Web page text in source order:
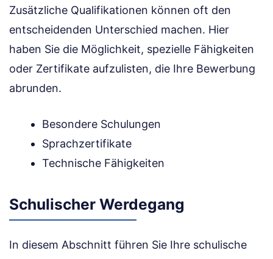
Zusätzliche Qualifikationen können oft den
entscheidenden Unterschied machen. Hier
haben Sie die Möglichkeit, spezielle Fähigkeiten
oder Zertifikate aufzulisten, die Ihre Bewerbung
abrunden.
Besondere Schulungen
Sprachzertifikate
Technische Fähigkeiten
Schulischer Werdegang
In diesem Abschnitt führen Sie Ihre schulische